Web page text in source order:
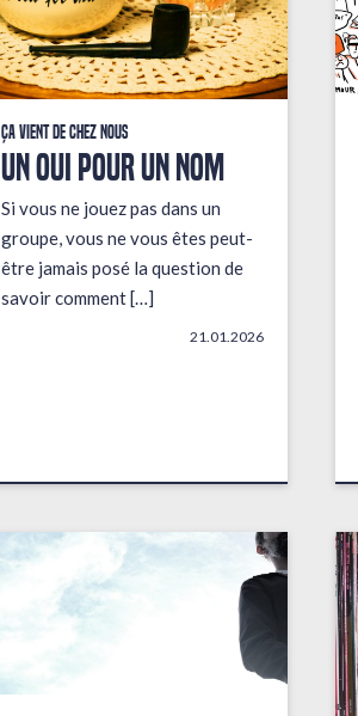
Ça vient de chez nous
UN OUI POUR UN NOM
Si vous ne jouez pas dans un
groupe, vous ne vous êtes peut-
être jamais posé la question de
savoir comment […]
21.01.2026